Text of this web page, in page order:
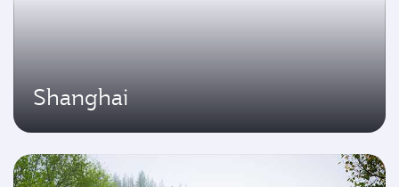
Shanghai